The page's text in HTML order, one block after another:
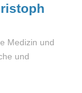
Medizin und
und